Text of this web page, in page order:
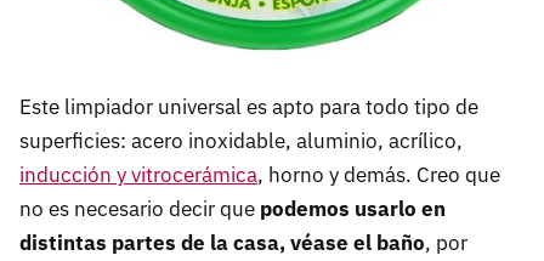
Este limpiador universal es apto para todo tipo de
superficies: acero inoxidable, aluminio, acrílico,
inducción y vitrocerámica, horno y demás. Creo que
no es necesario decir que podemos usarlo en
distintas partes de la casa, véase el baño, por